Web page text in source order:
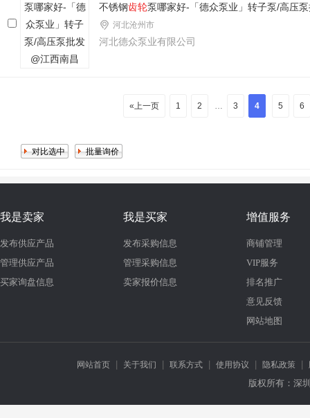
不锈钢齿轮泵哪家好-「德众泵业」转子泵/高压
河北沧州市
河北德众泵业有限公司
«上一页 1 2 … 3 4 5 6
我是卖家
发布供应产品
管理供应产品
买家询盘信息
我是买家
发布采购信息
管理采购信息
卖家报价信息
增值服务
商铺管理
VIP服务
排名推广
意见反馈
网站地图
网站首页 关于我们 联系方式 使用协议 隐私政策
版权所有：深